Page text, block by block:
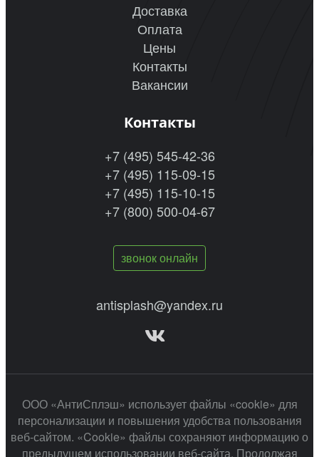
Доставка
Оплата
Цены
Контакты
Вакансии
Контакты
+7 (495) 545-42-36
+7 (495) 115-09-15
+7 (495) 115-10-15
+7 (800) 500-04-67
звонок онлайн
antisplash@yandex.ru
ООО «АнтиСплэш» использует файлы «cookie» для
персонализации и повышения удобства пользования
веб-сайтом. «Cookie» файлы сохраняют информацию о
предыдущем использовании веб-сайта. Продолжая